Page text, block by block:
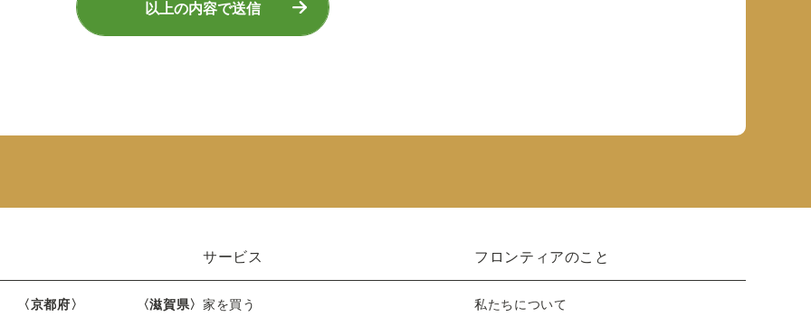
以上の内容で送信
〈京都府〉
〈滋賀県〉
サービス
家を買う
フロンティアのこと
私たちについて